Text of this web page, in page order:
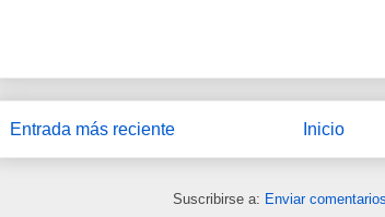
Entrada más reciente Inicio
Suscribirse a: Enviar